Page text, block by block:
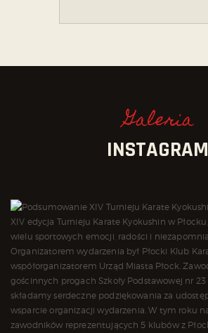
Galeria
INSTAGRAM